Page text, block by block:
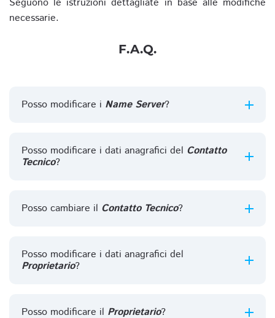
necessarie.
F.A.Q.
Posso modificare i Name Server?
Posso modificare i dati anagrafici del Contatto
Tecnico?
Posso cambiare il Contatto Tecnico?
Posso modificare i dati anagrafici del
Proprietario?
Posso modificare il Proprietario?